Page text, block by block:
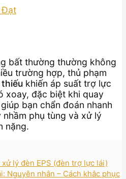
Đạt
bất thường thường không
trường hợp, thủ phạm
khiến áp suất trợ lực
xoay, đặc biệt khi quay
bạn chẩn đoán nhanh
phụ tùng và xử lý
nặng.
lý đèn EPS (đèn trợ lực lái)
Nguyên nhân – Cách khắc phục